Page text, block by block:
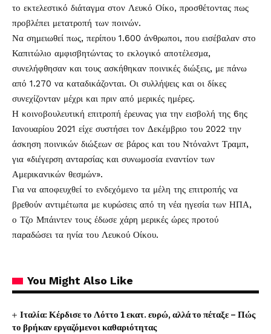
το εκτελεστικό διάταγμα στον Λευκό Οίκο, προσθέτοντας πως
προβλέπει μετατροπή των ποινών.
Να σημειωθεί πως, περίπου 1.600 άνθρωποι, που εισέβαλαν στο
Καπιτώλιο αμφισβητώντας το εκλογικό αποτέλεσμα,
συνελήφθησαν και τους ασκήθηκαν ποινικές διώξεις, με πάνω
από 1.270 να καταδικάζονται. Οι συλλήψεις και οι δίκες
συνεχίζονταν μέχρι και πριν από μερικές ημέρες.
Η κοινοβουλευτική επιτροπή έρευνας για την εισβολή της 6ης
Ιανουαρίου 2021 είχε συστήσει τον Δεκέμβριο του 2022 την
άσκηση ποινικών διώξεων σε βάρος και του Ντόναλντ Τραμπ,
για «διέγερση ανταρσίας και συνωμοσία εναντίον των
Αμερικανικών θεσμών».
Για να αποφευχθεί το ενδεχόμενο τα μέλη της επιτροπής να
βρεθούν αντιμέτωπα με κυρώσεις από τη νέα ηγεσία των ΗΠΑ,
ο Τζο Μπάιντεν τους έδωσε χάρη μερικές ώρες προτού
παραδώσει τα ηνία του Λευκού Οίκου.
You Might Also Like
Ιταλία: Κέρδισε το Λόττο 1 εκατ. ευρώ, αλλά το πέταξε – Πώς
το βρήκαν εργαζόμενοι καθαριότητας